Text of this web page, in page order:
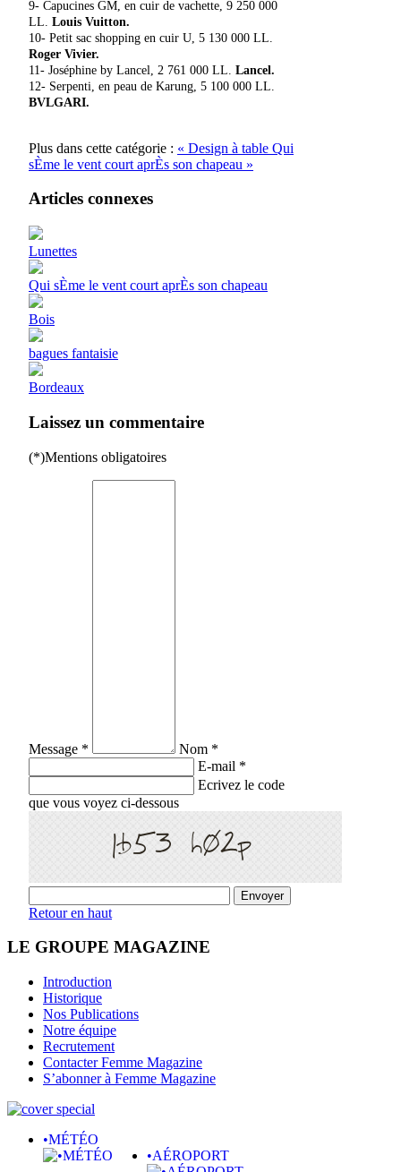
9- Capucines GM, en cuir de vachette, 9 250 000
LL. Louis Vuitton.
10- Petit sac shopping en cuir U, 5 130 000 LL.
Roger Vivier.
11- Joséphine by Lancel, 2 761 000 LL. Lancel.
12- Serpenti, en peau de Karung, 5 100 000 LL.
BVLGARI.
Plus dans cette catégorie : « Design à table Qui
sÈme le vent court aprÈs son chapeau »
Articles connexes
Lunettes
Qui sÈme le vent court aprÈs son chapeau
Bois
bagues fantaisie
Bordeaux
Laissez un commentaire
(*)Mentions obligatoires
Message *
Nom *
E-mail *
Ecrivez le code
que vous voyez ci-dessous
Retour en haut
LE GROUPE MAGAZINE
Introduction
Historique
Nos Publications
Notre équipe
Recrutement
Contacter Femme Magazine
S’abonner à Femme Magazine
•MÉTÉO
•AÉROPORT